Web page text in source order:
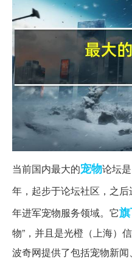
当前国内最大的宠物论坛
年，起步于论坛社区，之
年进军宠物服务领域。它
物”，并且是光橙（上海）
波奇网提供了包括宠物新